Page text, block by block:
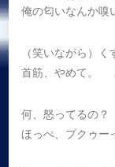
俺の匂いなんか嗅
（笑いながら）く
首筋、やめて。
何、怒ってるの？
ほっぺ、プクゥー